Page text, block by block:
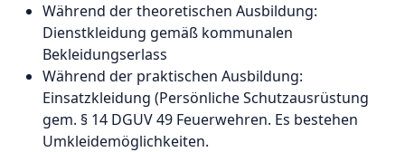
Während der theoretischen Ausbildung:
Dienstkleidung gemäß kommunalen
Bekleidungserlass
Während der praktischen Ausbildung:
Einsatzkleidung (Persönliche Schutzausrüstung
gem. § 14 DGUV 49 Feuerwehren. Es bestehen
Umkleidemöglichkeiten.